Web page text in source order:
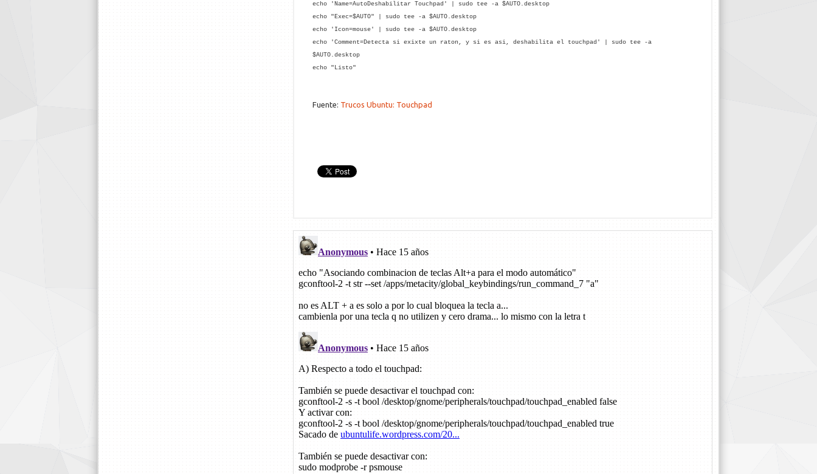
echo 'Name=AutoDeshabilitar Touchpad' | sudo tee -a $AUTO.desktop
echo "Exec=$AUTO" | sudo tee -a $AUTO.desktop
echo 'Icon=mouse' | sudo tee -a $AUTO.desktop
echo 'Comment=Detecta si exixte un raton, y si es asi, deshabilita el touchpad' | sudo tee -a
$AUTO.desktop
echo "Listo"
Fuente: Trucos Ubuntu: Touchpad